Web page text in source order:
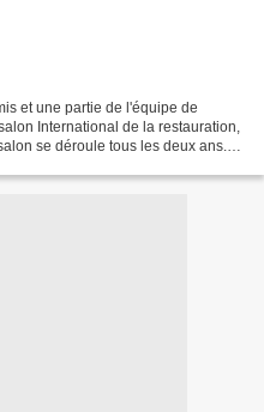
et une partie de l'équipe de
International de la restauration,
se déroule tous les deux ans.